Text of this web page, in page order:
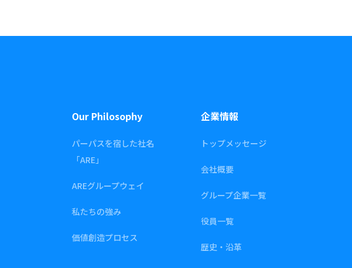
Our Philosophy
パーパスを宿した社名
「ARE」
AREグループウェイ
私たちの強み
価値創造プロセス
企業情報
トップメッセージ
会社概要
グループ企業一覧
役員一覧
歴史・沿革